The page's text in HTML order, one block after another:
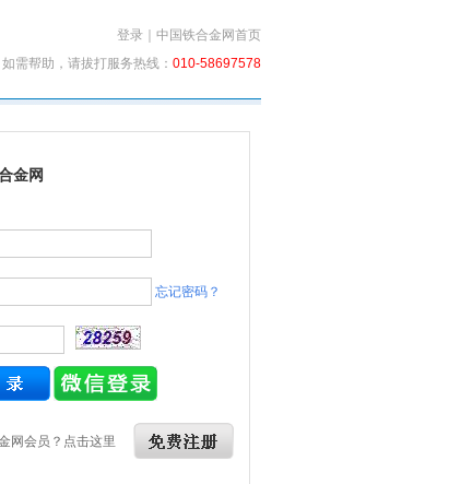
登录
中国铁合金网首页
如需帮助，请拔打服务热线： 010-58697578
金网
忘记密码？
网会员？点击这里